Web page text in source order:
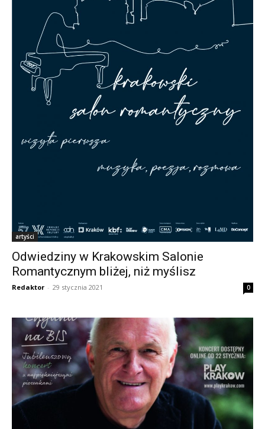
artyści
Odwiedziny w Krakowskim Salonie
Romantycznym bliżej, niż myślisz
Redaktor - 29 stycznia 2021 0